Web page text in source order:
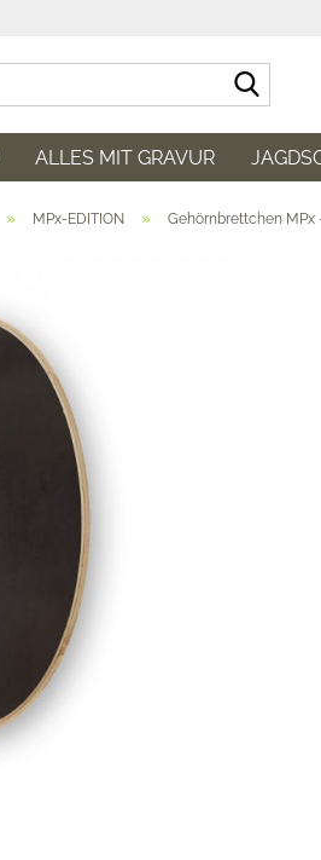
ALLES MIT GRAVUR
» MPx-EDITION » Gehörnbrettchen MPx